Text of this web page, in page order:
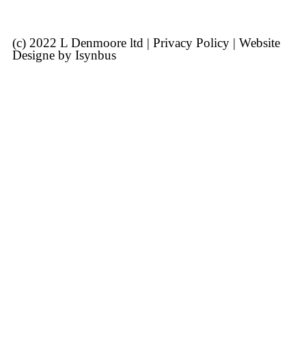
(c) 2022 L Denmoore ltd | Privacy Policy | Website
Designe by Isynbus